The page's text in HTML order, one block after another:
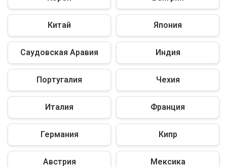
Китай Япония
Саудовская Аравия Индия
Португалия Чехия
Италия Франция
Германия Кипр
Австрия Мексика